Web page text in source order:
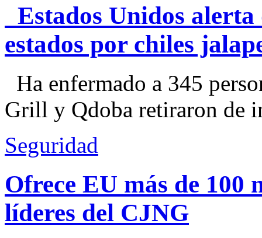
Estados Unidos alerta
estados por chiles
Ha enfermado a 345
Grill y Qdoba retiraron de
Seguridad
Ofrece EU más de 100
líderes del CJNG